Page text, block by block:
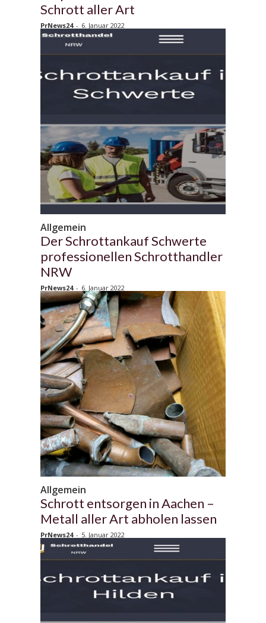
Schrott aller Art
PrNews24 - 6. Januar 2022
Allgemein
Der Schrottankauf Schwerte
professionellen Schrotthandler
NRW
PrNews24 - 6. Januar 2022
Allgemein
Schrott entsorgen in Aachen –
Metall aller Art abholen lassen
PrNews24 - 5. Januar 2022